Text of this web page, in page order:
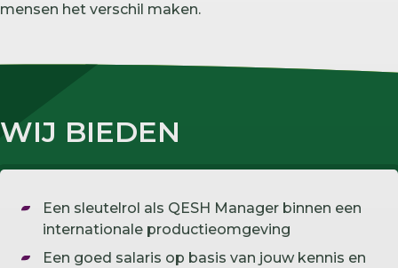
mensen het verschil maken.
WIJ BIEDEN
Een sleutelrol als QESH Manager binnen een
internationale productieomgeving
Een goed salaris op basis van jouw kennis en